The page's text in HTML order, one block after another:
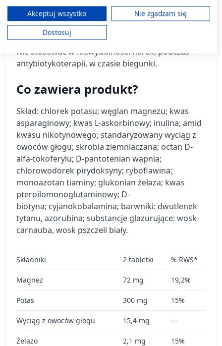
sposób żywienia i zdrowy tryb życia. Suplementy
diety powinny być przechowywane w sposób
niedostępny dla małych dzieci.
Nie stosować w niewydolności nerek, podczas
antybiotykoterapii, w czasie biegunki.
Co zawiera produkt?
Skład: chlorek potasu; węglan magnezu; kwas
asparaginowy; kwas L-askorbinowy; inulina; amid
kwasu nikotynowego; standaryzowany wyciąg z
owoców głogu; skrobia ziemniaczana; octan D-
alfa-tokoferylu; D-pantotenian wapnia;
chlorowodorek pirydoksyny; ryboflawina;
monoazotan tiaminy; glukonian żelaza; kwas
pteroilomonoglutaminowy; D-
biotyna; cyjanokobalamina; barwniki: dwutlenek
tytanu, azorubina; substancje glazurujące: wosk
carnauba, wosk pszczeli biały.
Składniki 2 tabletki % RWS*
Magnez 72 mg 19,2%
Potas 300 mg 15%
Wyciąg z owoców głogu 15,4 mg ---
Żelazo 2,1 mg 15%
ograniczonych danych do wyboru treści.
Dane mogą być udostępniane poza Unię Europejską i wysyłane do USA.
Twoja zgoda i polityka cookie dotyczą wyłącznie tej witryny/aplikacji.
Wyświetl listę partnerów (11 dostawców IAB)
Cele przetwarzania IAB:
lub dostęp do nich
Wykorzystywanie ograniczonych danych do
wyboru reklam
Tworzenie profili w celu
spersonalizowanych reklam
Wykorzystanie profili do wyboru
spersonalizowanych reklam
Tworzenie profili w celu personalizacji treści
Wykorzystywanie profili w celu doboru
spersonalizowanych treści
Pomiar efektywności treści
Rozumienie odbiorców dzięki statystyce lub
kombinacji danych z różnych źródeł
Rozwój i ulepszanie usług
Wykorzystywanie ograniczonych danych do
wyboru treści
Akceptuj wszystko
Nie zgadzam się
Dostosuj